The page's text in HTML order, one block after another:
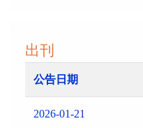
出刊
公告日期
2026-01-21